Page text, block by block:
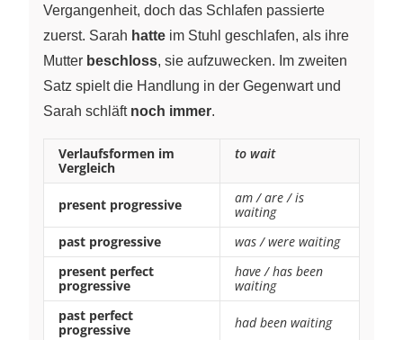
Vergangenheit, doch das Schlafen passierte
zuerst. Sarah hatte im Stuhl geschlafen, als ihre
Mutter beschloss, sie aufzuwecken. Im zweiten
Satz spielt die Handlung in der Gegenwart und
Sarah schläft noch immer.
Verlaufsformen im
Vergleich
to wait
present progressive
am / are / is
waiting
past progressive
was / were waiting
present perfect
progressive
have / has been
waiting
past perfect
progressive
had been waiting